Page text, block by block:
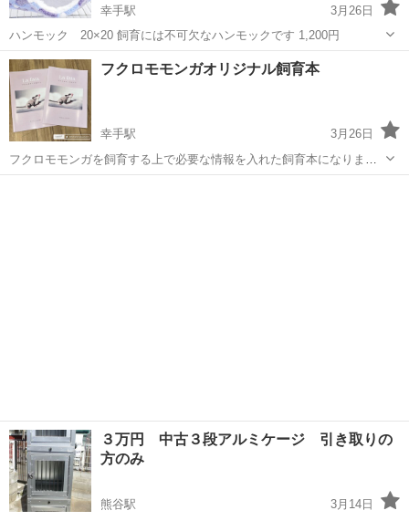
幸手駅
3月26日
ハンモック 20×20 飼育には不可欠なハンモックです 1,200円
埼玉 幸手市 幸手駅 ペット用品
フクロモモンガオリジナル飼育本
幸手駅
3月26日
フクロモモンガを飼育する上で必要な情報を入れた飼育本になりま
す。他では手に入らない情報が盛り沢山です 2,200円
３万円 中古３段アルミケージ 引き取りの
方のみ
熊谷駅
3月14日